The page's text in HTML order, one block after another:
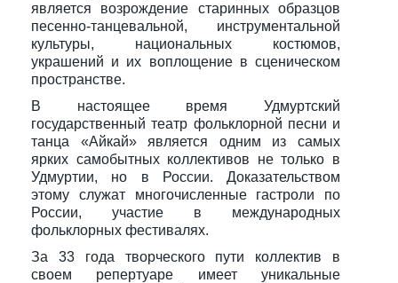
является возрождение старинных образцов
песенно-танцевальной, инструментальной
культуры, национальных костюмов,
украшений и их воплощение в сценическом
пространстве.
В настоящее время Удмуртский
государственный театр фольклорной песни и
танца «Айкай» является одним из самых
ярких самобытных коллективов не только в
Удмуртии, но в России. Доказательством
этому служат многочисленные гастроли по
России, участие в международных
фольклорных фестивалях.
За 33 года творческого пути коллектив в
своем репертуаре имеет уникальные